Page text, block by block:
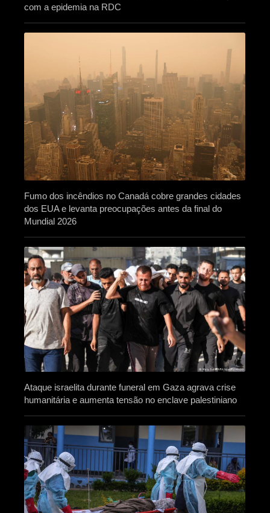
com a epidemia na RDC
Fumo dos incêndios no Canadá cobre grandes cidades
dos EUA e levanta preocupações antes da final do
Mundial 2026
Ataque israelita durante funeral em Gaza agrava crise
humanitária e aumenta tensão no enclave palestiniano